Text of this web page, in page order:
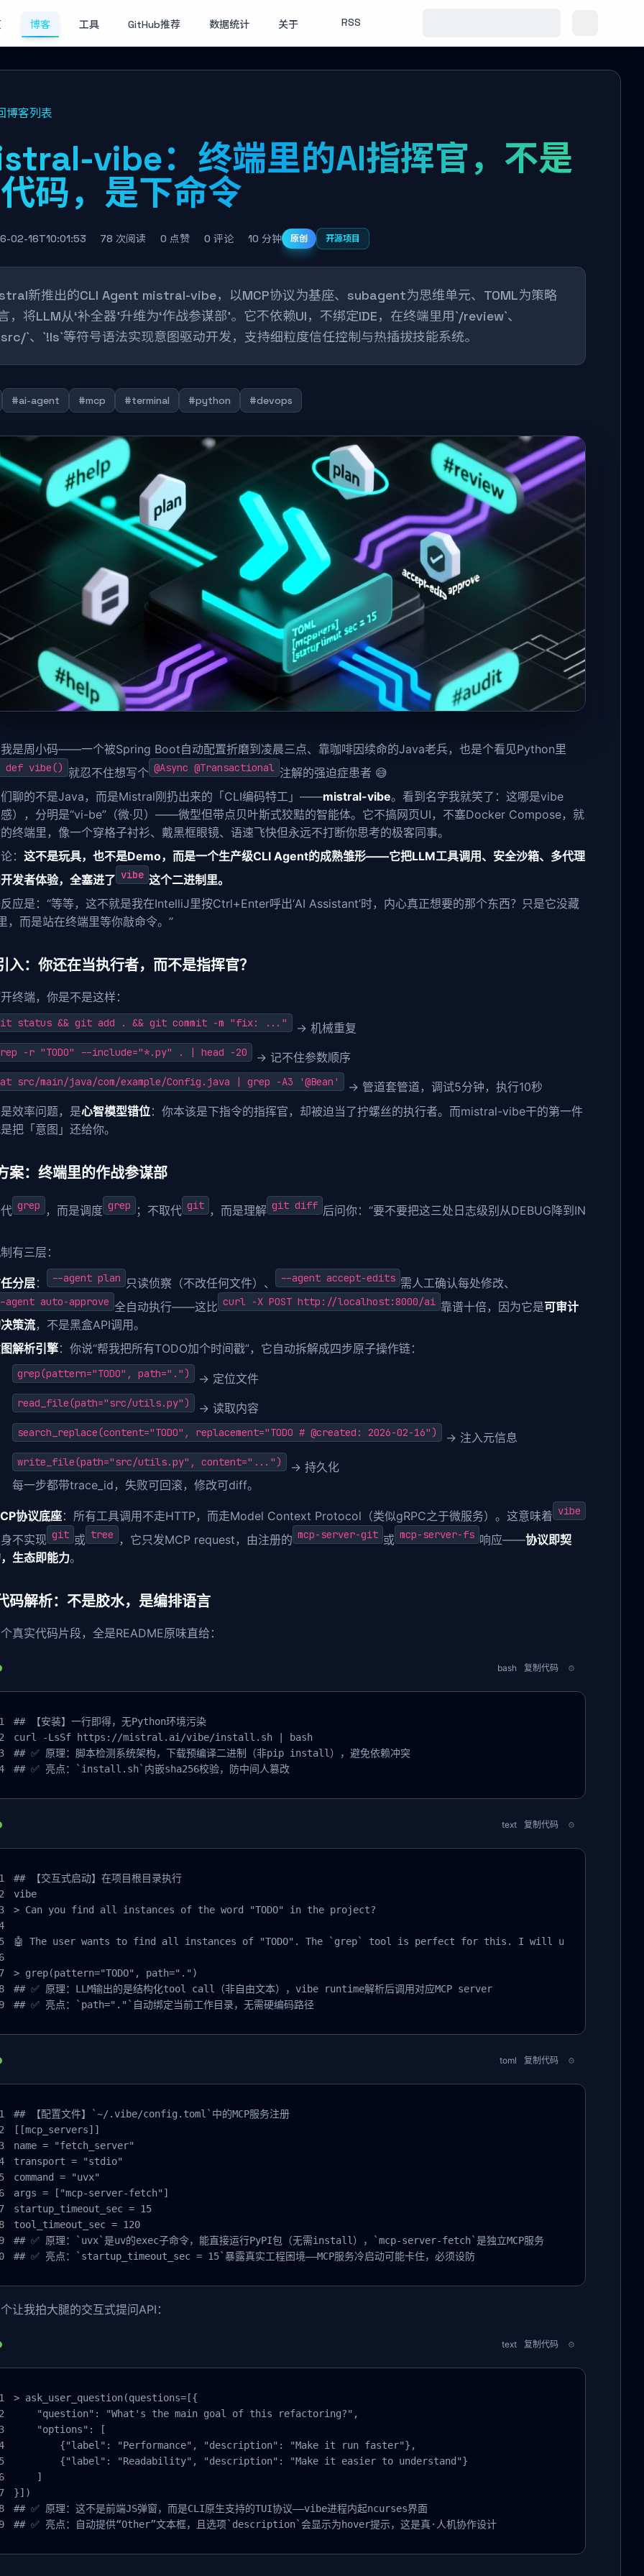
博客 工具 GitHub推荐 数据统计 关于 RSS
博客列表
vibe：终端里的AI指挥官，不是
码，是下命令
02-16T10:01:53 78 次阅读 0 点赞 0 评论 10 分钟 原创 开源项目
新推出的CLI Agent mistral-vibe，以MCP协议为基座、subagent为思维单元、TOML为策略
，将LLM从‘补全器’升维为‘作战参谋部’。它不依赖UI，不绑定IDE，在终端里用`/review`、
`、`!ls`等符号语法实现意图驱动开发，支持细粒度信任控制与热插拔技能系统。
#ai-agent #mcp #terminal #python #devops
是周小码——一个被Spring Boot自动配置折磨到凌晨三点、靠咖啡因续命的Java老兵，也是个看见Python里
def vibe() 就忍不住想写个 @Async @Transactional 注解的强迫症患者 😅
聊的不是Java，而是Mistral刚扔出来的「CLI编码特工」——mistral-vibe。看到名字我就笑了：这哪是vibe
），分明是“vi-be”（微·贝）——微型但带点贝叶斯式狡黠的智能体。它不搞网页UI，不塞Docker Compose，就
终端里，像一个穿格子衬衫、戴黑框眼镜、语速飞快但永远不打断你思考的极客同事。
： 这不是玩具，也不是Demo，而是一个生产级CLI Agent的成熟雏形——它把LLM工具调用、安全沙箱、多代理
发者体验，全塞进了 vibe 这个二进制里。
应是：“等等，这不就是我在IntelliJ里按Ctrl+Enter呼出‘AI Assistant’时，内心真正想要的那个东西？只是它没藏
，而是站在终端里等你敲命令。”
入：你还在当执行者，而不是指挥官？
终端，你是不是这样：
status && git add . && git commit -m "fix: ..." → 机械重复
-r "TODO" --include="*.py" . | head -20 → 记不住参数顺序
src/main/java/com/example/Config.java | grep -A3 '@Bean'
→ 管道套管道，调试5分钟，执行10秒
效率问题，是心智模型错位：你本该是下指令的指挥官，却被迫当了拧螺丝的执行者。而mistral-vibe干的第一件
把「意图」还给你。
案：终端里的作战参谋部
grep ，而是调度 grep ；不取代 git ，而是理解 git diff 后问你：“要不要把这三处日志级别从DEBUG降到IN
有三层：
分层： --agent plan 只读侦察（不改任何文件）、 --agent accept-edits 需人工确认每处修改、
agent auto-approve 全自动执行——这比 curl -X POST http://localhost:8000/ai 靠谱十倍，因为它是可审计
策流，不是黑盒API调用。
解析引擎：你说“帮我把所有TODO加个时间戳”，它自动拆解成四步原子操作链：
grep(pattern="TODO", path=".") → 定位文件
read_file(path="src/utils.py") → 读取内容
search_replace(content="TODO", replacement="TODO # @created: 2026-02-16") → 注入元信息
write_file(path="src/utils.py", content="...")
→ 持久化
每一步都带trace_id，失败可回滚，修改可diff。
协议底座：所有工具调用不走HTTP，而走Model Context Protocol（类似gRPC之于微服务）。这意味着 vibe
不实现 git 或 tree ，它只发MCP request，由注册的 mcp-server-git 或 mcp-server-fs 响应——协议即契
生态即能力。
码解析：不是胶水，是编排语言
真实代码片段，全是README原味直给：
bash 复制代码
## 【安装】一行即得，无Python环境污染
curl -LsSf https://mistral.ai/vibe/install.sh | bash
## ✅ 原理：脚本检测系统架构，下载预编译二进制（非pip install），避免依赖冲突
## ✅ 亮点：`install.sh`内嵌sha256校验，防中间人篡改
text 复制代码
## 【交互式启动】在项目根目录执行
vibe
> Can you find all instances of the word "TODO" in the project?
🤖 The user wants to find all instances of "TODO". The `grep` tool is perfect for this. I will use it to
> grep(pattern="TODO", path=".")
## ✅ 原理：LLM输出的是结构化tool call（非自由文本），vibe runtime解析后调用对应MCP server
## ✅ 亮点：`path="."`自动绑定当前工作目录，无需硬编码路径
toml 复制代码
## 【配置文件】`~/.vibe/config.toml`中的MCP服务注册
[[mcp_servers]]
name = "fetch_server"
transport = "stdio"
command = "uvx"
args = ["mcp-server-fetch"]
startup_timeout_sec = 15
tool_timeout_sec = 120
## ✅ 原理：`uvx`是uv的exec子命令，能直接运行PyPI包（无需install），`mcp-server-fetch`是独立MCP服务
## ✅ 亮点：`startup_timeout_sec = 15`暴露真实工程困境——MCP服务冷启动可能卡住，必须设防
让我拍大腿的交互式提问API：
text 复制代码
> ask_user_question(questions=[{
    "question": "What's the main goal of this refactoring?",
    "options": [
        {"label": "Performance", "description": "Make it run faster"},
        {"label": "Readability", "description": "Make it easier to understand"}
    ]
}])
## ✅ 原理：这不是前端JS弹窗，而是CLI原生支持的TUI协议——vibe进程内起ncurses界面
## ✅ 亮点：自动提供“Other”文本框，且选项`description`会显示为hover提示，这是真·人机协作设计